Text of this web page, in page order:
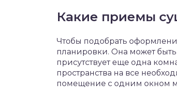
Какие приемы
Чтобы подобрать
планировки. Она может
присутствует еще одна
пространства на все
помещение с одним окном